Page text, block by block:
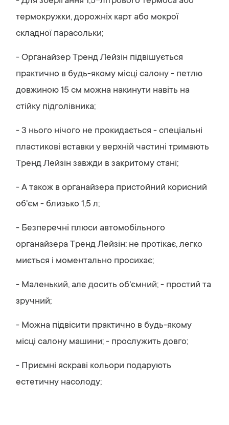
термокружки, дорожніх карт або мокрої
складної парасольки;
- Органайзер Тренд Лейзін підвішується
практично в будь-якому місці салону - петлю
довжиною 15 см можна накинути навіть на
стійку підголівника;
- З нього нічого не прокидається - спеціальні
пластикові вставки у верхній частині тримають
Тренд Лейзін завжди в закритому стані;
- А також в органайзера пристойний корисний
об'єм - близько 1,5 л;
- Безперечні плюси автомобільного
органайзера Тренд Лейзін: не протікає, легко
миється і моментально просихає;
- Маленький, але досить об'ємний; - простий та
зручний;
- Можна підвісити практично в будь-якому
місці салону машини; - прослужить довго;
- Приємні яскраві кольори подарують
естетичну насолоду;